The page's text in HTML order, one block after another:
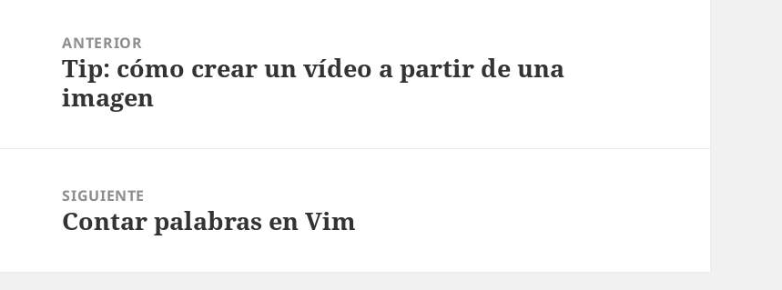
entradas
ANTERIOR
Entrada
anterior:
Tip: cómo crear un vídeo a partir de una
imagen
SIGUIENTE
Entrada
Contar palabras en Vim